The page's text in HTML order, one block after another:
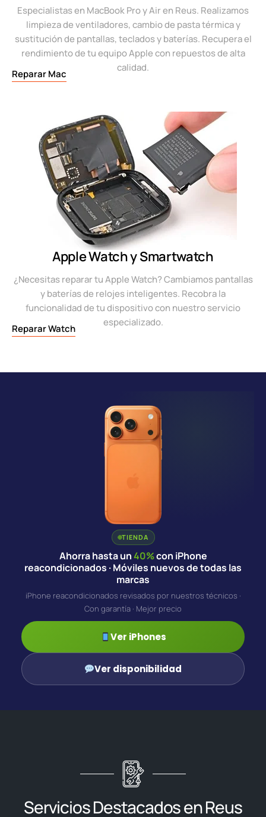
Especialistas en MacBook Pro y Air en Reus. Realizamos
limpieza de ventiladores, cambio de pasta térmica y
sustitución de pantallas, teclados y baterías. Recupera el
rendimiento de tu equipo Apple con repuestos de alta
calidad.
Reparar Mac
Apple Watch y Smartwatch
¿Necesitas reparar tu Apple Watch? Cambiamos pantallas
y baterías de relojes inteligentes. Recobra la
funcionalidad de tu dispositivo con nuestro servicio
especializado.
Reparar Watch
TIENDA
Ahorra hasta un40%con iPhone
reacondicionados · Móviles nuevos de todas las
marcas
iPhone reacondicionados revisados por nuestros técnicos ·
Con garantía · Mejor precio
Ver iPhones
Ver disponibilidad
Servicios Destacados en Reus